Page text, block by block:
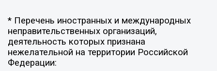
* Перечень иностранных и международных
неправительственных организаций,
деятельность которых признана
нежелательной на территории Российской
Федерации: